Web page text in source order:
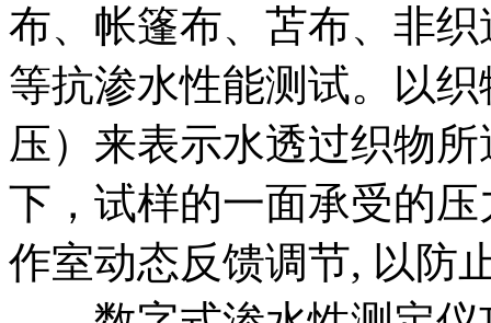
布、帐篷布、苫布、非
等抗渗水性能测试。以
压）来表示水透过织物
下，试样的一面承受的
作室动态反馈调节, 以防